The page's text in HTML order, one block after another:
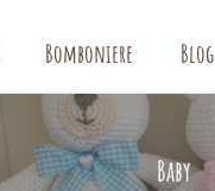
Bomboniere Blog
Baby